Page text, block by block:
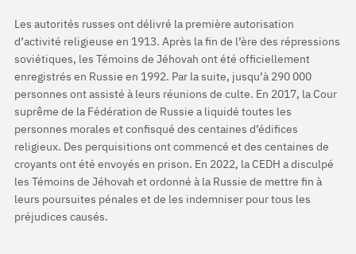
Les autorités russes ont délivré la première autorisation
d’activité religieuse en 1913. Après la fin de l’ère des répressions
soviétiques, les Témoins de Jéhovah ont été officiellement
enregistrés en Russie en 1992. Par la suite, jusqu’à 290 000
personnes ont assisté à leurs réunions de culte. En 2017, la Cour
suprême de la Fédération de Russie a liquidé toutes les
personnes morales et confisqué des centaines d’édifices
religieux. Des perquisitions ont commencé et des centaines de
croyants ont été envoyés en prison. En 2022, la CEDH a disculpé
les Témoins de Jéhovah et ordonné à la Russie de mettre fin à
leurs poursuites pénales et de les indemniser pour tous les
préjudices causés.